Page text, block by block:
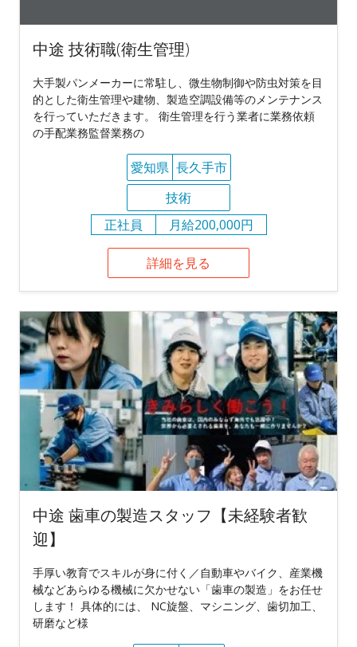
中途 技術職(衛生管理)
大手製パンメーカーに常駐し、微生物制御や防虫対策を目
的とした衛生管理や建物、製造空調設備等のメンテナンス
を行っていただきます。 衛生管理を行う業者に業務依頼
の手配業務監督業務の
愛知県 長久手市
技術
正社員
月給200,000円
詳細を見る
中途 歯車の製造スタッフ【未経験者歓
迎】
手厚い教育でスキルが身に付く／自動車やバイク、産業機
械などあらゆる機械に欠かせない「歯車の製造」をお任せ
します！ 具体的には、 NC旋盤、マシニング、歯切加工、
研磨など様